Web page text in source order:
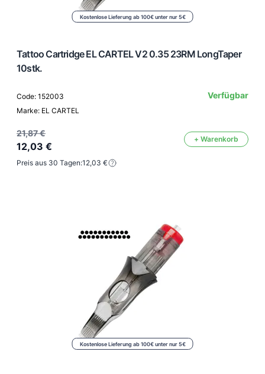
Kostenlose Lieferung ab 100€ unter nur 5€
Tattoo Cartridge EL CARTEL V2 0.35 23RM LongTaper
10stk.
Code: 152003
Marke: EL CARTEL
Verfügbar
21,87 €
12,03 €
+ Warenkorb
Preis aus 30 Tagen:12,03 €
Kostenlose Lieferung ab 100€ unter nur 5€